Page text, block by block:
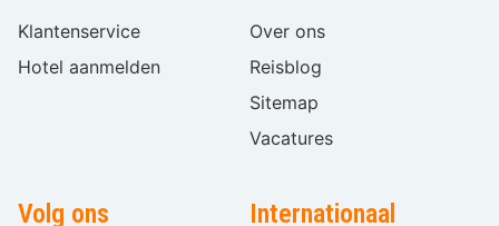
Klantenservice
Hotel aanmelden
Over ons
Reisblog
Sitemap
Vacatures
Volg ons Internationaal